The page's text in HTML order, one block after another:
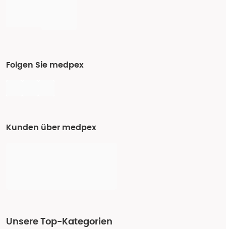
Folgen Sie medpex
Kunden über medpex
Unsere Top-Kategorien